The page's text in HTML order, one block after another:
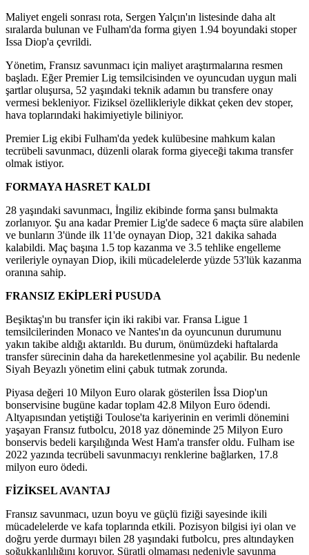
Maliyet engeli sonrası rota, Sergen Yalçın'ın listesinde daha alt
sıralarda bulunan ve Fulham'da forma giyen 1.94 boyundaki stoper
Issa Diop'a çevrildi.
Yönetim, Fransız savunmacı için maliyet araştırmalarına resmen
başladı. Eğer Premier Lig temsilcisinden ve oyuncudan uygun mali
şartlar oluşursa, 52 yaşındaki teknik adamın bu transfere onay
vermesi bekleniyor. Fiziksel özellikleriyle dikkat çeken dev stoper,
hava toplarındaki hakimiyetiyle biliniyor.
Premier Lig ekibi Fulham'da yedek kulübesine mahkum kalan
tecrübeli savunmacı, düzenli olarak forma giyeceği takıma transfer
olmak istiyor.
FORMAYA HASRET KALDI
28 yaşındaki savunmacı, İngiliz ekibinde forma şansı bulmakta
zorlanıyor. Şu ana kadar Premier Lig'de sadece 6 maçta süre alabilen
ve bunların 3'ünde ilk 11'de oynayan Diop, 321 dakika sahada
kalabildi. Maç başına 1.5 top kazanma ve 3.5 tehlike engelleme
verileriyle oynayan Diop, ikili mücadelelerde yüzde 53'lük kazanma
oranına sahip.
FRANSIZ EKİPLERİ PUSUDA
Beşiktaş'ın bu transfer için iki rakibi var. Fransa Ligue 1
temsilcilerinden Monaco ve Nantes'ın da oyuncunun durumunu
yakın takibe aldığı aktarıldı. Bu durum, önümüzdeki haftalarda
transfer sürecinin daha da hareketlenmesine yol açabilir. Bu nedenle
Siyah Beyazlı yönetim elini çabuk tutmak zorunda.
Piyasa değeri 10 Milyon Euro olarak gösterilen İssa Diop'un
bonservisine bugüne kadar toplam 42.8 Milyon Euro ödendi.
Altyapısından yetiştiği Toulose'ta kariyerinin en verimli dönemini
yaşayan Fransız futbolcu, 2018 yaz döneminde 25 Milyon Euro
bonservis bedeli karşılığında West Ham'a transfer oldu. Fulham ise
2022 yazında tecrübeli savunmacıyı renklerine bağlarken, 17.8
milyon euro ödedi.
FİZİKSEL AVANTAJ
Fransız savunmacı, uzun boyu ve güçlü fiziği sayesinde ikili
mücadelelerde ve kafa toplarında etkili. Pozisyon bilgisi iyi olan ve
doğru yerde durmayı bilen 28 yaşındaki futbolcu, pres altındayken
soğukkanlılığını koruyor. Süratli olmaması nedeniyle savunma